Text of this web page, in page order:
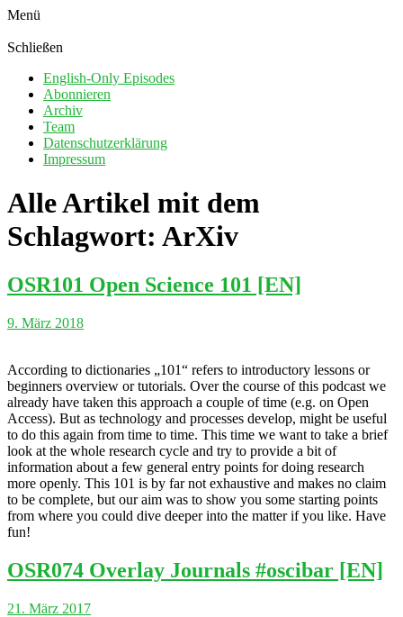
Menü
Schließen
English-Only Episodes
Abonnieren
Archiv
Team
Datenschutzerklärung
Impressum
Alle Artikel mit dem
Schlagwort: ArXiv
OSR101 Open Science 101 [EN]
9. März 2018
According to dictionaries „101“ refers to introductory lessons or
beginners overview or tutorials. Over the course of this podcast we
already have taken this approach a couple of time (e.g. on Open
Access). But as technology and processes develop, might be useful
to do this again from time to time. This time we want to take a brief
look at the whole research cycle and try to provide a bit of
information about a few general entry points for doing research
more openly. This 101 is by far not exhaustive and makes no claim
to be complete, but our aim was to show you some starting points
from where you could dive deeper into the matter if you like. Have
fun!
OSR074 Overlay Journals #oscibar [EN]
21. März 2017